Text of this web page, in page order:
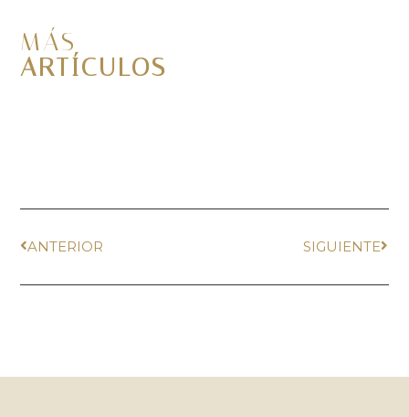
MÁS
ARTÍCULOS
ANTERIOR SIGUIENTE